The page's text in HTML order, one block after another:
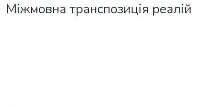
Міжмовна транспозиція реалій